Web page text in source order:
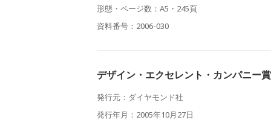
形態・ページ数：A5・245頁
資料番号：2006-030
デザイン・エクセレント・カンパニー賞
発行元：ダイヤモンド社
発行年月：2005年10月27日